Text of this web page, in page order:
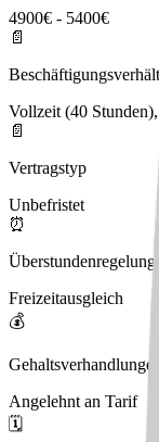
4900€ - 5400€
📄
Vollzeit (40 Stunden),
📄
Vertragstyp
Unbefristet
⏰
Überstundenregelung
Freizeitausgleich
💰
Gehaltsverhandlungen
Angelehnt an Tarif
🗓️